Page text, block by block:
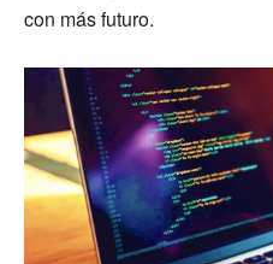
con más futuro.